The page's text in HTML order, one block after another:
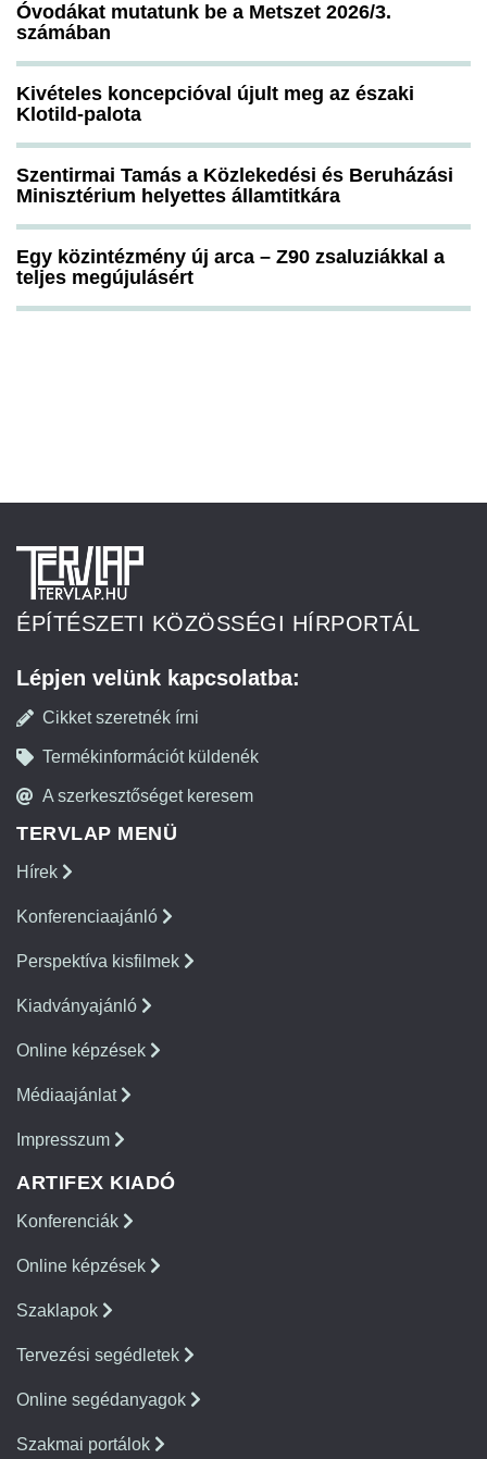
Óvodákat mutatunk be a Metszet 2026/3.
számában
Kivételes koncepcióval újult meg az északi
Klotild-palota
Szentirmai Tamás a Közlekedési és Beruházási
Minisztérium helyettes államtitkára
Egy közintézmény új arca – Z90 zsaluziákkal a
teljes megújulásért
ÉPÍTÉSZETI KÖZÖSSÉGI HÍRPORTÁL
Lépjen velünk kapcsolatba:
Cikket szeretnék írni
Termékinformációt küldenék
A szerkesztőséget keresem
TERVLAP MENÜ
Hírek
Konferenciaajánló
Perspektíva kisfilmek
Kiadványajánló
Online képzések
Médiaajánlat
Impresszum
ARTIFEX KIADÓ
Konferenciák
Online képzések
Szaklapok
Tervezési segédletek
Online segédanyagok
Szakmai portálok